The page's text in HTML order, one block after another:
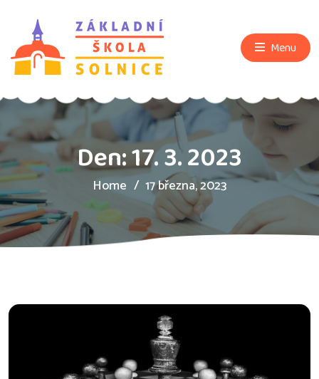
Menu
Den:17. 3. 2023
Home 17 března, 2023